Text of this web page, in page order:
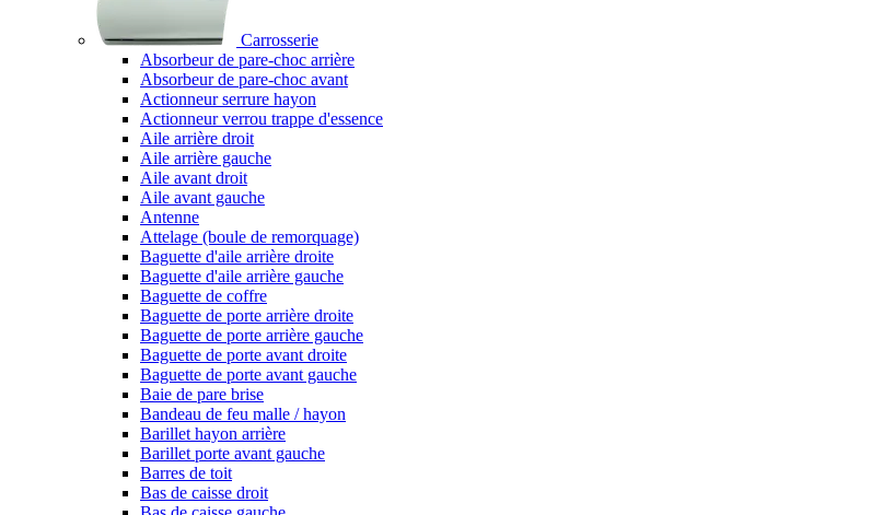
Carrosserie
Absorbeur de pare-choc arrière
Absorbeur de pare-choc avant
Actionneur serrure hayon
Actionneur verrou trappe d'essence
Aile arrière droit
Aile arrière gauche
Aile avant droit
Aile avant gauche
Antenne
Attelage (boule de remorquage)
Baguette d'aile arrière droite
Baguette d'aile arrière gauche
Baguette de coffre
Baguette de porte arrière droite
Baguette de porte arrière gauche
Baguette de porte avant droite
Baguette de porte avant gauche
Baie de pare brise
Bandeau de feu malle / hayon
Barillet hayon arrière
Barillet porte avant gauche
Barres de toit
Bas de caisse droit